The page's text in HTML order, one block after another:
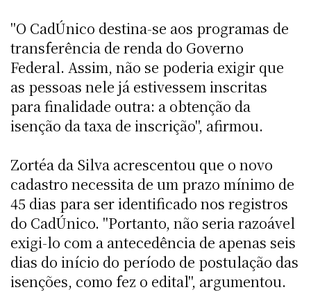
"O CadÚnico destina-se aos programas de
transferência de renda do Governo
Federal. Assim, não se poderia exigir que
as pessoas nele já estivessem inscritas
para finalidade outra: a obtenção da
isenção da taxa de inscrição", afirmou.
Zortéa da Silva acrescentou que o novo
cadastro necessita de um prazo mínimo de
45 dias para ser identificado nos registros
do CadÚnico. "Portanto, não seria razoável
exigi-lo com a antecedência de apenas seis
dias do início do período de postulação das
isenções, como fez o edital", argumentou.